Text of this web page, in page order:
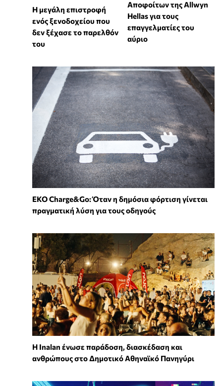
Η μεγάλη επιστροφή
ενός ξενοδοχείου που
δεν ξέχασε το παρελθόν
του
Αποφοίτων της Allwyn
Hellas για τους
επαγγελματίες του
αύριο
EKO Charge&Go: Όταν η δημόσια φόρτιση γίνεται
πραγματική λύση για τους οδηγούς
Η Inalan ένωσε παράδοση, διασκέδαση και
ανθρώπους στο Δημοτικό Αθηναϊκό Πανηγύρι